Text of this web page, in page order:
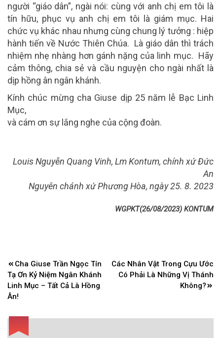
người “giáo dân”, ngài nói: cùng với anh chị em tôi là
tín hữu, phục vụ anh chị em tôi là giám mục. Hai
chức vụ khác nhau nhưng cùng chung lý tưởng : hiệp
hành tiến về Nước Thiên Chúa. Là giáo dân thì trách
nhiệm nhẹ nhàng hơn gánh nặng của linh mục. Hãy
cảm thông, chia sẻ và cầu nguyện cho ngài nhất là
dịp hồng ân ngân khánh.
Kính chúc mừng cha Giuse dịp 25 năm lễ Bạc Linh
Mục,
và cám ơn sự lắng nghe của cộng đoàn.
Louis Nguyễn Quang Vinh, Lm Kontum, chính xứ Đức
An
Nguyên chánh xứ Phương Hòa, ngày 25. 8. 2023
WGPKT(26/08/2023) KONTUM
Điều
hướng
bài
viết
Cha Giuse Trần Ngọc Tín
Tạ Ơn Kỷ Niệm Ngân Khánh
Linh Mục – Tất Cả Là Hồng
Ân!
Các Nhân Vật Trong Cựu Ước
Có Phải Là Những Vị Thánh
Không?